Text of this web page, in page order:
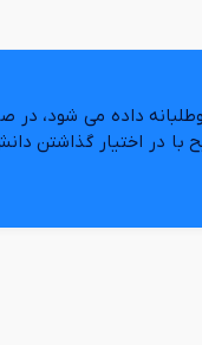
داده می شود،
در اختیار گذاشتن